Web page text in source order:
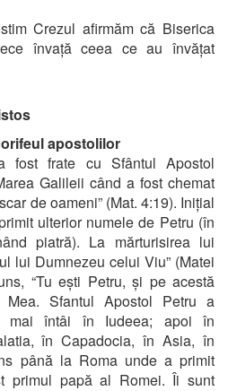
Crezul afirmăm că Biserica
învață ceea ce au învățat
apostolilor
fost frate cu Sfântul Apostol
Galileii când a fost chemat
de oameni” (Mat. 4:19). Inițial
ulterior numele de Petru (în
piatră). La mărturisirea lui
lui Dumnezeu celui Viu” (Matei
“Tu ești Petru, și pe acestă
Sfantul Apostol Petru a
mai întâi în Iudeea; apoi în
în Capadocia, în Asia, în
până la Roma unde a primit
primul papă al Romei. Îi sunt